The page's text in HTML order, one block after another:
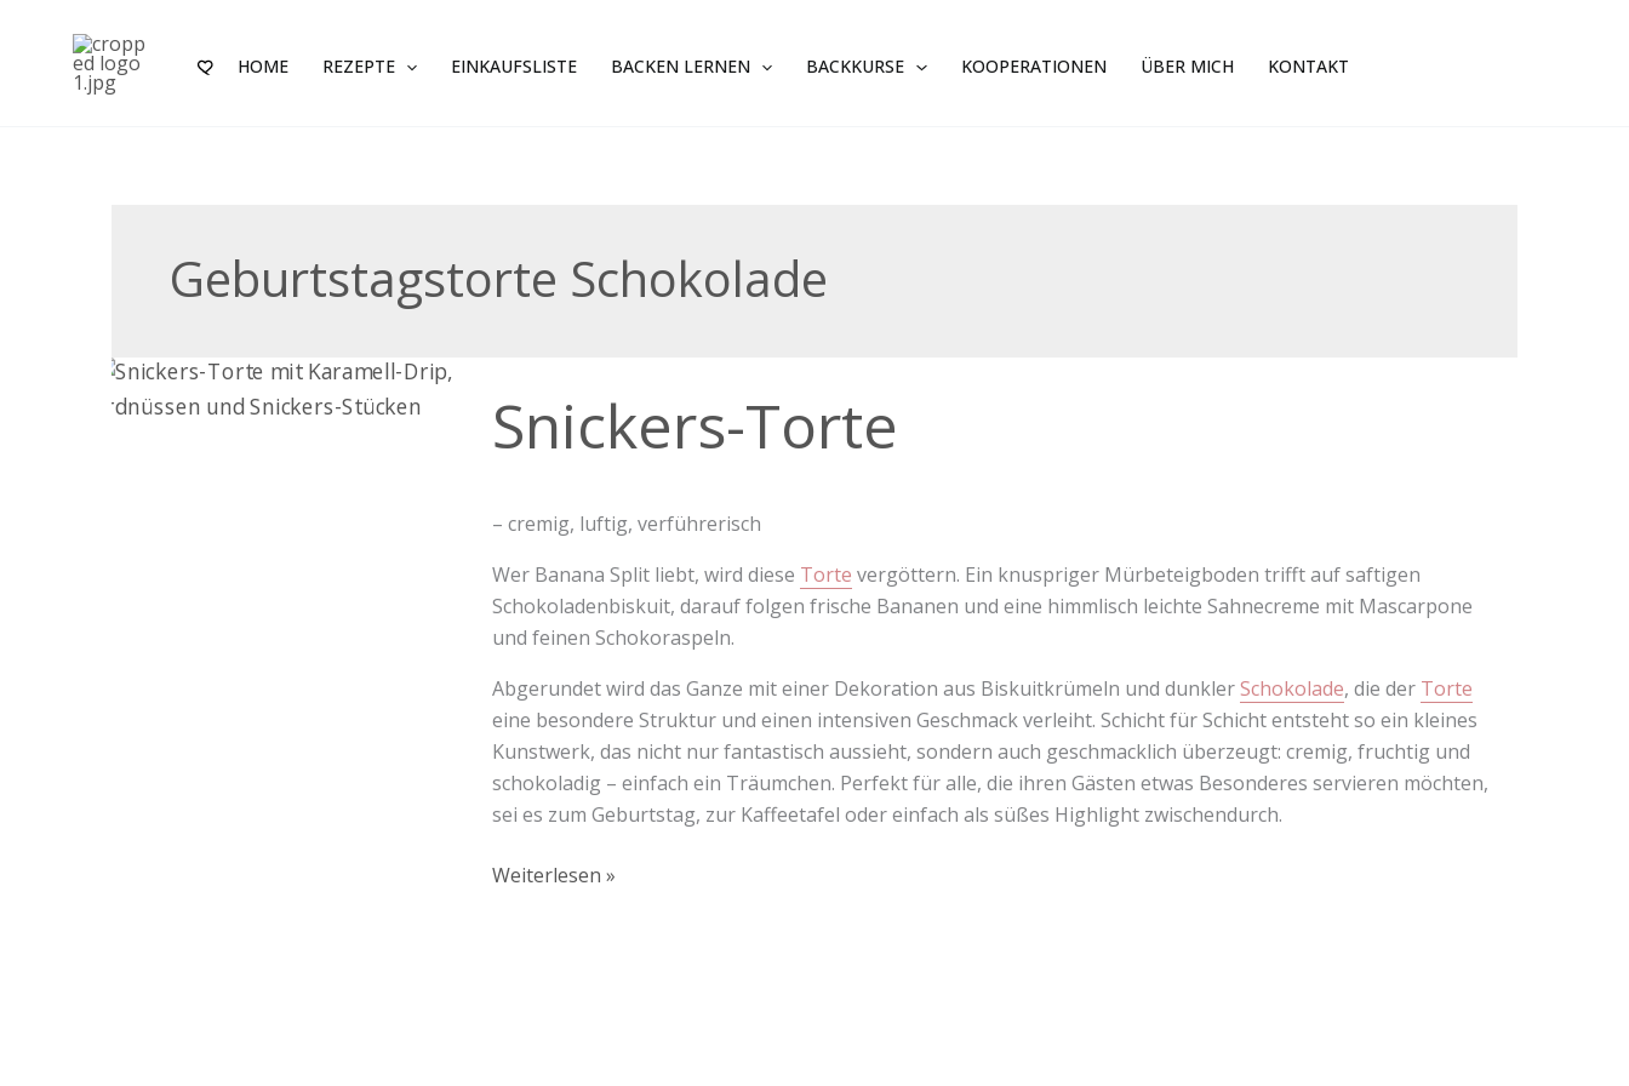
springen
HOME REZEPTE EINKAUFSLISTE BACKEN LERNEN BACKKURSE KOOPERATIONEN ÜBER MICH KONTAKT
Geburtstagstorte Schokolade
Snickers-Torte
– cremig, luftig, verführerisch
Wer Banana Split liebt, wird diese Torte vergöttern. Ein knuspriger Mürbeteigboden trifft auf saftigen
Schokoladenbiskuit, darauf folgen frische Bananen und eine himmlisch leichte Sahnecreme mit Mascarpone
und feinen Schokoraspeln.
Abgerundet wird das Ganze mit einer Dekoration aus Biskuitkrümeln und dunklerSchokolade, die der Torte
eine besondere Struktur und einen intensiven Geschmack verleiht. Schicht für Schicht entsteht so ein kleines
Kunstwerk, das nicht nur fantastisch aussieht, sondern auch geschmacklich überzeugt: cremig, fruchtig und
schokoladig – einfach ein Träumchen. Perfekt für alle, die ihren Gästen etwas Besonderes servieren möchten,
sei es zum Geburtstag, zur Kaffeetafel oder einfach als süßes Highlight zwischendurch.
Torte
Weiterlesen »